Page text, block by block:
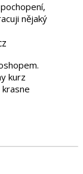
nějaký
kurz